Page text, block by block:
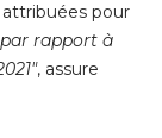
attribuées pour
rapport à
, assure